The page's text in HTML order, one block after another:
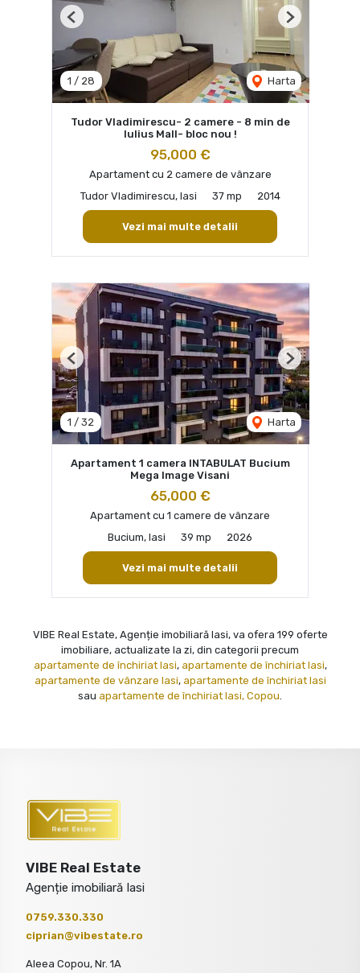
1 / 28 Harta
Previous Next
Tudor Vladimirescu- 2 camere - 8 min de
Iulius Mall- bloc nou !
95,000 €
Apartament cu 2 camere de vânzare
Tudor Vladimirescu, Iasi
37 mp 2014
Vezi mai multe detalii
1 / 32 Harta
Previous Next
Apartament 1 camera INTABULAT Bucium
Mega Image Visani
65,000 €
Apartament cu 1 camere de vânzare
Bucium, Iasi
39 mp 2026
Vezi mai multe detalii
VIBE Real Estate, Agenție imobiliară Iasi, va ofera 199 oferte
imobiliare, actualizate la zi, din categorii precum
apartamente de închiriat Iasi, apartamente de închiriat Iasi,
apartamente de vânzare Iasi, apartamente de închiriat Iasi
sau apartamente de închiriat Iasi, Copou
VIBE Real Estate
Agenție imobiliară Iasi
0759.330.330
ciprian@vibestate.ro
Aleea Copou, Nr. 1A